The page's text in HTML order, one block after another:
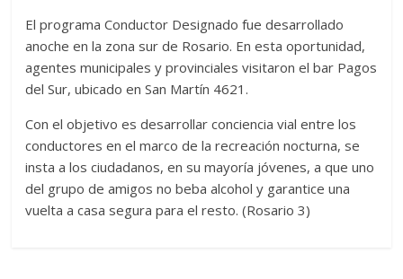
El programa Conductor Designado fue desarrollado
anoche en la zona sur de Rosario. En esta oportunidad,
agentes municipales y provinciales visitaron el bar Pagos
del Sur, ubicado en San Martín 4621.
Con el objetivo es desarrollar conciencia vial entre los
conductores en el marco de la recreación nocturna, se
insta a los ciudadanos, en su mayoría jóvenes, a que uno
del grupo de amigos no beba alcohol y garantice una
vuelta a casa segura para el resto. (Rosario 3)